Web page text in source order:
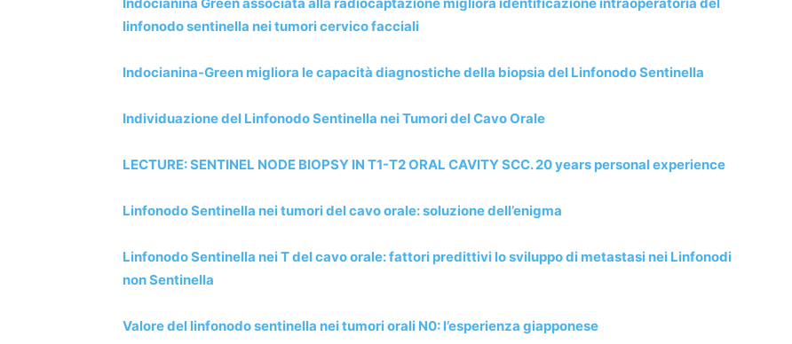
linfonodo sentinella nei tumori cervico facciali
Indocianina-Green migliora le capacità diagnostiche della biopsia del Linfonodo Sentinella
Individuazione del Linfonodo Sentinella nei Tumori del Cavo Orale
LECTURE: SENTINEL NODE BIOPSY IN T1-T2 ORAL CAVITY SCC. 20 years personal experience
Linfonodo Sentinella nei tumori del cavo orale: soluzione dell’enigma
Linfonodo Sentinella nei T del cavo orale: fattori predittivi lo sviluppo di metastasi nei Linfonodi
non Sentinella
Valore del linfonodo sentinella nei tumori orali N0: l’esperienza giapponese